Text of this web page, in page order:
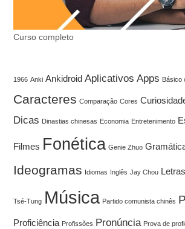
Curso completo
1966 Anki Ankidroid Aplicativos Apps Básico
Caracteres Comparação Cores
Dicas Dinastias chinesas Economia Entretenimento
Filmes Fonética Genie Zhuo
Ideogramas Idiomas Inglês Jay Chou Letras
Tsé-Tung Música Partido comunista chinês
Proficiência Profissões Pronúncia Prova de